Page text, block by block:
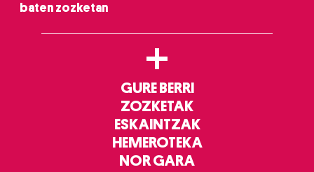
baten zozketan
+
GURE BERRI
ZOZKETAK
ESKAINTZAK
HEMEROTEKA
NOR GARA